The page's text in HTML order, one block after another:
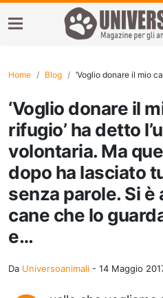
Home Blog ‘Voglio donare il mio cane al vostro rifugio’ ha detto l’uomo alla volontaria.
‘Voglio donare il
rifugio’ ha detto
volontaria. Ma
dopo ha lasciato
senza parole. Si
cane che lo
e…
Da Universoanimali - 14 Maggio